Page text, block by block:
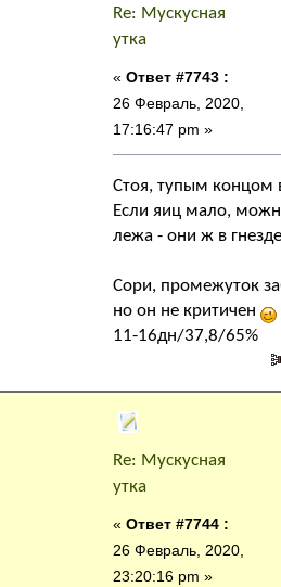
Re: Мускусная
утка
« Ответ #7743 :
26 Февраль, 2020,
17:16:47 pm »
Стоя, тупым концом
Если яиц мало,
лежа - они ж в
Сори, промежуток
но он не критичен
11-16дн/37,8/65%
Re: Мускусная
утка
« Ответ #7744 :
26 Февраль, 2020,
23:20:16 pm »